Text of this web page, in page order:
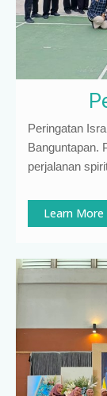
Peringatan
Banguntapan.
perjalanan
Learn More